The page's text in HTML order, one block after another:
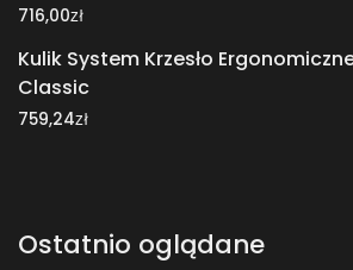
716,00zł
Kulik System Krzesło Ergonomiczne
Classic
759,24zł
Ostatnio oglądane